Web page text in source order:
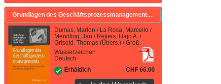
Grundlagen des Geschäftsprozessmanagements
Dumas, Marlon / La Rosa, Marcello /
Mendling, Jan / Reijers, Hajo A. /
Grisold, Thomas (Übers.) / Groß,
Steven (Übers.) / Mendling, Jan
(Übers.) / Wurm, Bastian (Übers.)
Wasserzeichen
Deutsch
Erhältlich
CHF 66.00